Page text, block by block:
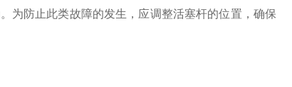
防止此类故障的发生，应调整活塞杆的位置，确保